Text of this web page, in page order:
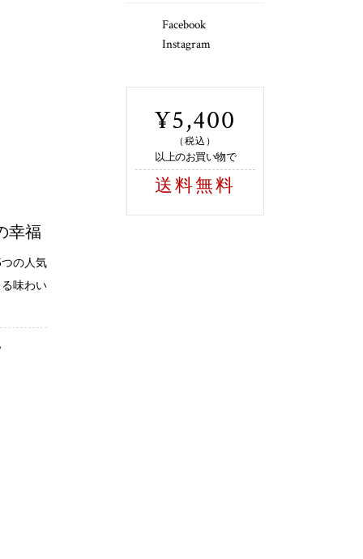
幸福
の人気
味わい
Facebook
Instagram
¥5,400
（税込）
以上のお買い物で
送料無料